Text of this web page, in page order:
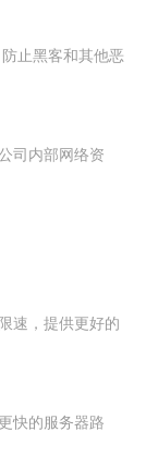
止黑客和其他恶
司内部网络资
速，提供更好的
快的服务器路